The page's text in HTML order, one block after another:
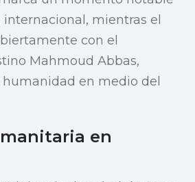
mientras el
con el
Mahmoud Abbas,
en medio del
en